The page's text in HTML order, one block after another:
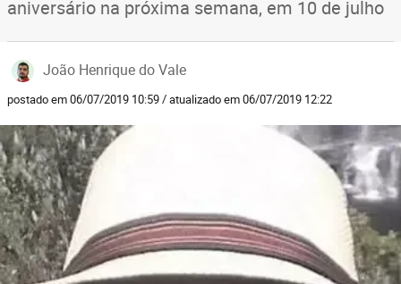
aniversário na próxima semana, em 10 de julho
João Henrique do Vale
postado em 06/07/2019 10:59 / atualizado em 06/07/2019 12:22